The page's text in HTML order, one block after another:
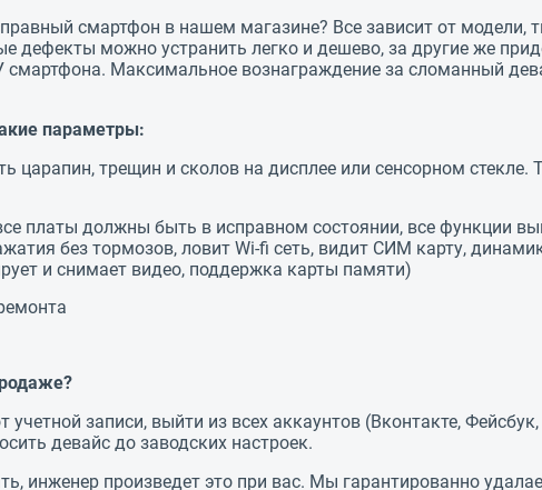
смартфон в нашем магазине? Все зависит от модели,
дефекты можно устранить легко и дешево, за другие же
Максимальное вознаграждение за сломанный
параметры:
царапин, трещин и сколов на дисплее или сенсорном стекле.
платы должны быть в исправном состоянии, все функции
без тормозов, ловит Wi-fi сеть, видит СИМ карту,
и снимает видео, поддержка карты памяти)
учетной записи, выйти из всех аккаунтов (Вконтакте,
девайс до заводских настроек.
инженер произведет это при вас. Мы гарантированно